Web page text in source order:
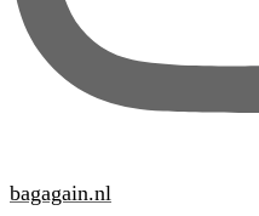
bagagain.nl